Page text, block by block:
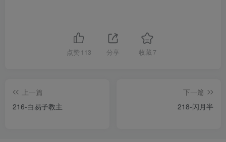
点赞 113 分享 收藏 7
上一篇
216-白易子教主
下一篇
218-闪月半